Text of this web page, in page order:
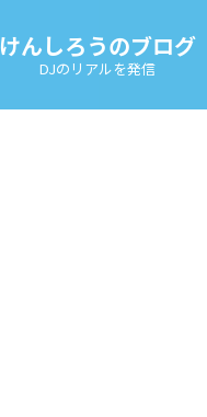
けんしろうのブログ
DJのリアルを発信